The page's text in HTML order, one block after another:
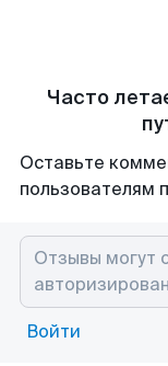
Часто
Оставьте
пользователям
Войти